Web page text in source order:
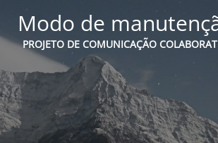
Modo de
PROJETO DE COMUNICAÇÃO